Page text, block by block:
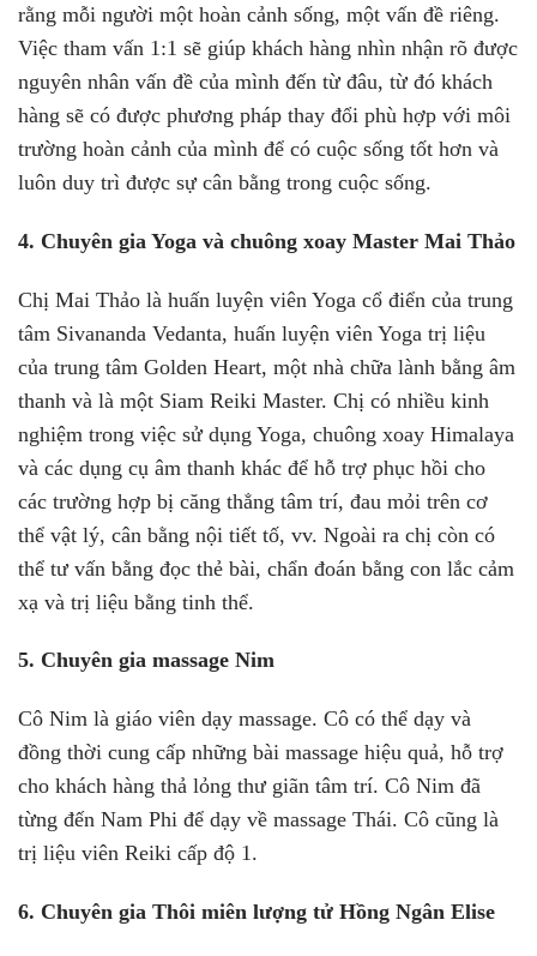
rằng mỗi người một hoàn cảnh sống, một vấn đề riêng.
Việc tham vấn 1:1 sẽ giúp khách hàng nhìn nhận rõ được
nguyên nhân vấn đề của mình đến từ đâu, từ đó khách
hàng sẽ có được phương pháp thay đổi phù hợp với môi
trường hoàn cảnh của mình để có cuộc sống tốt hơn và
luôn duy trì được sự cân bằng trong cuộc sống.
4. Chuyên gia Yoga và chuông xoay Master Mai Thảo
Chị Mai Thảo là huấn luyện viên Yoga cổ điển của trung
tâm Sivananda Vedanta, huấn luyện viên Yoga trị liệu
của trung tâm Golden Heart, một nhà chữa lành bằng âm
thanh và là một Siam Reiki Master. Chị có nhiều kinh
nghiệm trong việc sử dụng Yoga, chuông xoay Himalaya
và các dụng cụ âm thanh khác để hỗ trợ phục hồi cho
các trường hợp bị căng thẳng tâm trí, đau mỏi trên cơ
thể vật lý, cân bằng nội tiết tố, vv. Ngoài ra chị còn có
thể tư vấn bằng đọc thẻ bài, chẩn đoán bằng con lắc cảm
xạ và trị liệu bằng tinh thể.
5. Chuyên gia massage Nim
Cô Nim là giáo viên dạy massage. Cô có thể dạy và
đồng thời cung cấp những bài massage hiệu quả, hỗ trợ
cho khách hàng thả lỏng thư giãn tâm trí. Cô Nim đã
từng đến Nam Phi để dạy về massage Thái. Cô cũng là
trị liệu viên Reiki cấp độ 1.
6. Chuyên gia Thôi miên lượng tử Hồng Ngân Elise